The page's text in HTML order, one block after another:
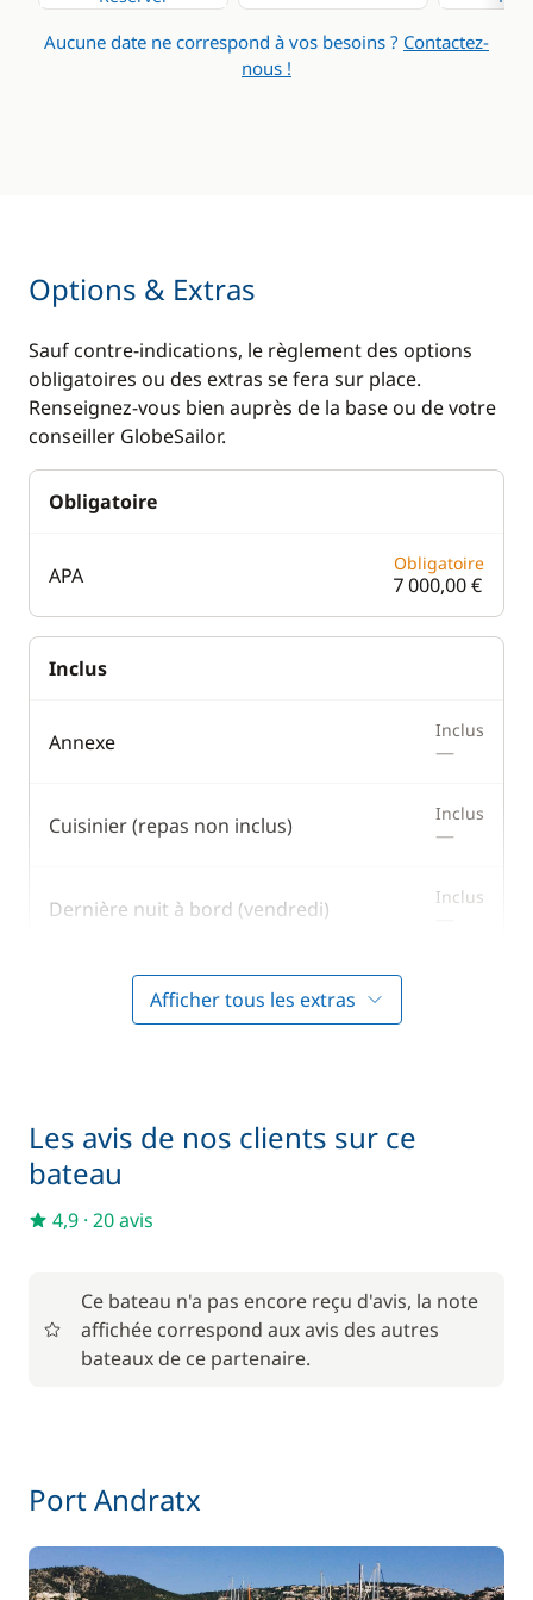
Eau chaude
Aucune date ne correspond à vos besoins ? Contactez-
nous !
Options & Extras
Sauf contre-indications, le règlement des options
obligatoires ou des extras se fera sur place.
Renseignez-vous bien auprès de la base ou de votre
conseiller GlobeSailor.
Obligatoire
APA Obligatoire
7 000,00 €
Inclus
Annexe Inclus
—
Cuisinier (repas non inclus) Inclus
—
Dernière nuit à bord (vendredi) Inclus
Générateur
Moteur Hors Bord
Skipper (repas non inclus) Inclus
—
Wifi
En option
Afficher tous les extras
Les avis de nos clients sur ce
bateau
4,9 · 20 avis
Ce bateau n'a pas encore reçu d'avis, la note
affichée correspond aux avis des autres
bateaux de ce partenaire.
Port Andratx